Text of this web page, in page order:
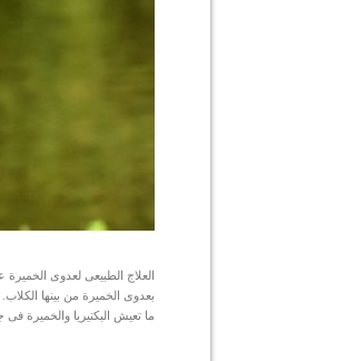
العلاج الطبيعى لعدوى
بعدوى الخميرة من بينها
ما تعيش البكتيريا والخميرة